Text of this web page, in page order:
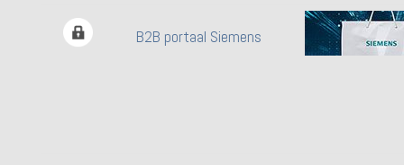
B2B portaal Siemens